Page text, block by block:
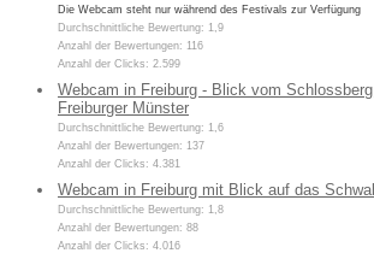
Die Webcam steht nur während des Festivals zur Verfügung
Durchschnittliche Bewertung: 1,9
Anzahl der Bewertungen: 116
Anzahl der Clicks: 2.599
Webcam in Freiburg - Blick vom
Freiburger Münster
Durchschnittliche Bewertung: 1,6
Anzahl der Bewertungen: 137
Anzahl der Clicks: 4.381
Webcam in Freiburg mit Blick auf das
Durchschnittliche Bewertung: 1,8
Anzahl der Bewertungen: 88
Anzahl der Clicks: 4.016